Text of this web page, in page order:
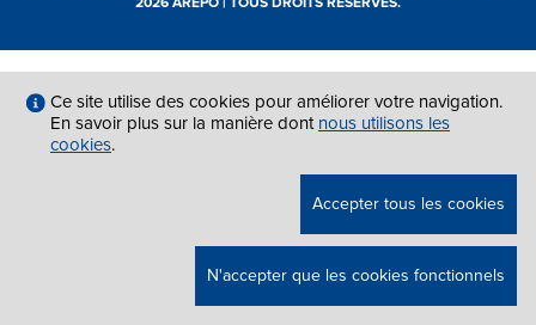
Ce site utilise des cookies pour améliorer votre navigation.
En savoir plus sur la manière dont nous utilisons les
cookies.
Accepter tous les cookies
N'accepter que les cookies fonctionnels